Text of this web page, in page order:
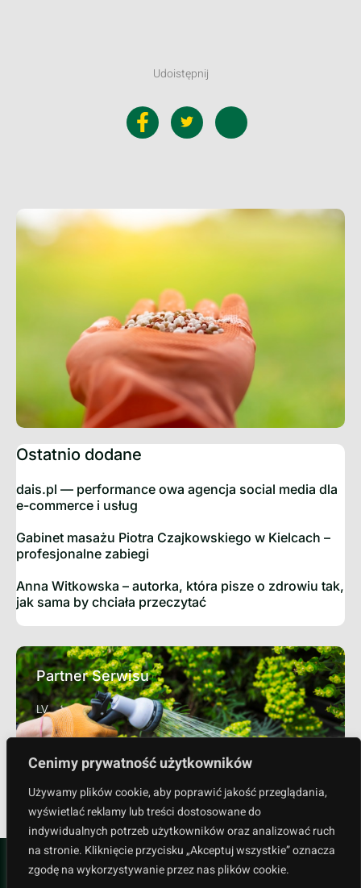
Cenimy prywatność użytkowników
Używamy plików cookie, aby poprawić jakość przeglądania,
wyświetlać reklamy lub treści dostosowane do
indywidualnych potrzeb użytkowników oraz analizować ruch
na stronie. Kliknięcie przycisku „Akceptuj wszystkie” oznacza
zgodę na wykorzystywanie przez nas plików cookie.
Udoistępnij
Ostatnio dodane
dais.pl — performance owa agencja social media dla
e-commerce i usług
Gabinet masażu Piotra Czajkowskiego w Kielcach –
profesjonalne zabiegi
Anna Witkowska – autorka, która pisze o zdrowiu tak,
jak sama by chciała przeczytać
Partner Serwisu
LV
Sprawdź